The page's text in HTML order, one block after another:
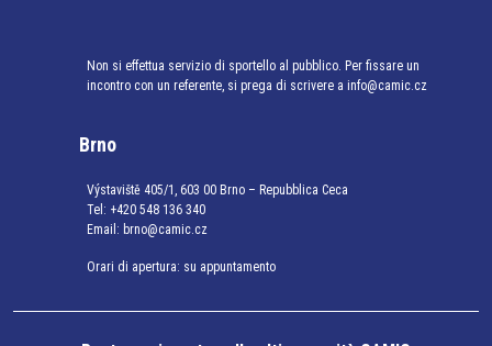
Non si effettua servizio di sportello al pubblico. Per fissare un
incontro con un referente, si prega di scrivere a info@camic.cz
Brno
Výstaviště 405/1, 603 00 Brno – Repubblica Ceca
Tel: +420 548 136 340
Email: brno@camic.cz
Orari di apertura: su appuntamento